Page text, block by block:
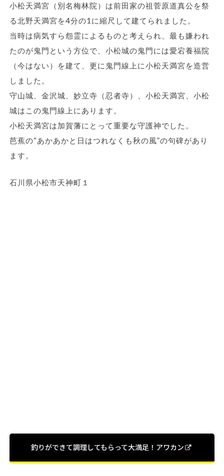
小松天満宮（別名梅林院）は前田家の祖菅原道真公を祭
る北野天満宮を4分の1に縮尺して建てられました。
当時は病気すら怨霊によるものと考えられ、最も嫌われ
たのが鬼門という方位で、小松城の鬼門には愛宕養福院
（今はない）を建て、更に鬼門線上に小松天満宮を造営
しました。
守山城、金沢城、妙立寺（忍者寺）、小松天満宮、小松
城はこの鬼門線上にあります。
小松天満宮は加賀藩にとって重要な守護神でした。
芭蕉の“あかあかと日はつれなくも秋の風”の句碑があり
ます。
石川県小松市天神町１
釣りができて調理してもらって大満足！アワカン